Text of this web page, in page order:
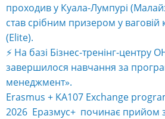
проходив у Куала-Лумпурі
став срібним призером у ваговій
(Elite).
⚡️ На базі Бізнес-тренінг-центру
завершилося навчання за
менеджмент».
Erasmus + KA107 Exchange
2026 Еразмус+ починає прийом